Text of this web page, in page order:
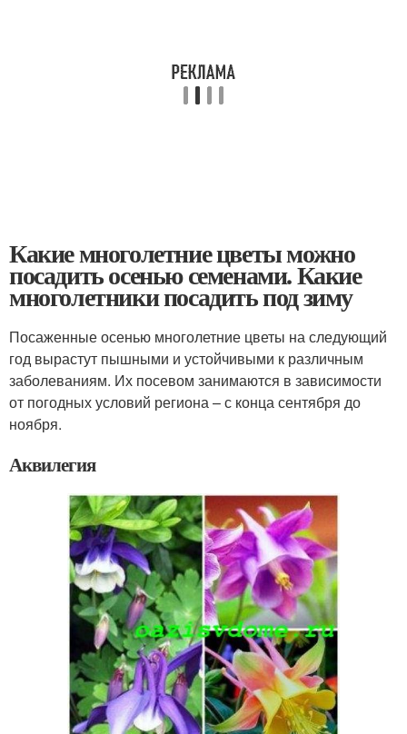
Какие многолетние цветы можно
посадить осенью семенами. Какие
многолетники посадить под зиму
Посаженные осенью многолетние цветы на следующий
год вырастут пышными и устойчивыми к различным
заболеваниям. Их посевом занимаются в зависимости
от погодных условий региона – с конца сентября до
ноября.
Аквилегия